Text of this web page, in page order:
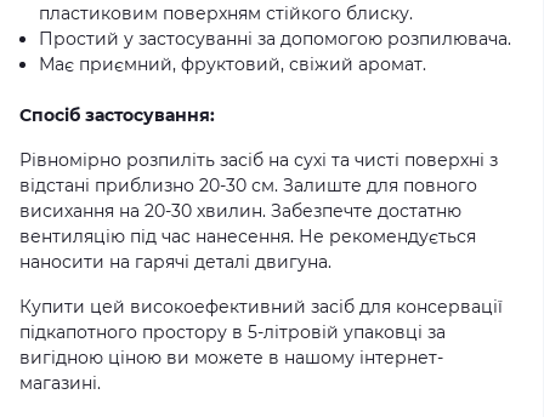
пластиковим поверхням стійкого блиску.
Простий у застосуванні за допомогою розпилювача.
Має приємний, фруктовий, свіжий аромат.
Спосіб застосування:
Рівномірно розпиліть засіб на сухі та чисті поверхні з
відстані приблизно 20-30 см. Залиште для повного
висихання на 20-30 хвилин. Забезпечте достатню
вентиляцію під час нанесення. Не рекомендується
наносити на гарячі деталі двигуна.
Купити цей високоефективний засіб для консервації
підкапотного простору в 5-літровій упаковці за
вигідною ціною ви можете в нашому інтернет-
магазині.